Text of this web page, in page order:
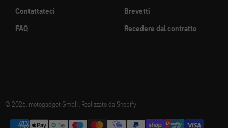
Contattateci
FAQ
Brevetti
Recedere dal contratto
© 2026, motogadget GmbH. Realizzato da Shopify